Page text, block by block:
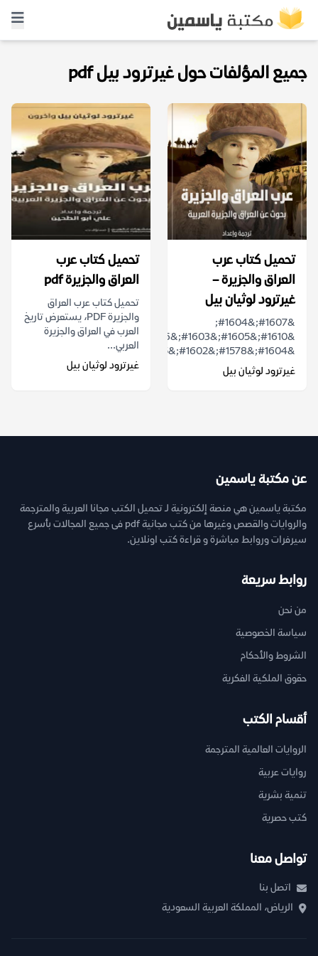
جميع المؤلفات حول غيرترود بيل pdf
تحميل كتاب عرب
العراق والجزيرة –
غيرترود لوثيان بيل
&#1607;&#1604;
&#1610;&#1605;&#1603;&#1606;
&#1604;&#1578;&#1602;&#1575;&#1585;&...
غيرترود لوثيان بيل
تحميل كتاب عرب
العراق والجزيرة pdf
تحميل كتاب عرب العراق
والجزيرة PDF، يستعرض تاريخ
العرب في العراق والجزيرة
العربي...
غيرترود لوثيان بيل
عن مكتبة ياسمين
مكتبة ياسمين هي منصة إلكترونية لـ تحميل الكتب مجانا العربية والمترجمة
والروايات والقصص وغيرها من كتب مجانية pdf فى جميع المجالات بأسرع
سيرفرات وروابط مباشرة و قراءة كتب اونلاين.
روابط سريعة
من نحن
سياسة الخصوصية
الشروط والأحكام
حقوق الملكية الفكرية
أقسام الكتب
الروايات العالمية المترجمة
روايات عربية
تنمية بشرية
كتب حصرية
تواصل معنا
اتصل بنا
الرياض، المملكة العربية السعودية